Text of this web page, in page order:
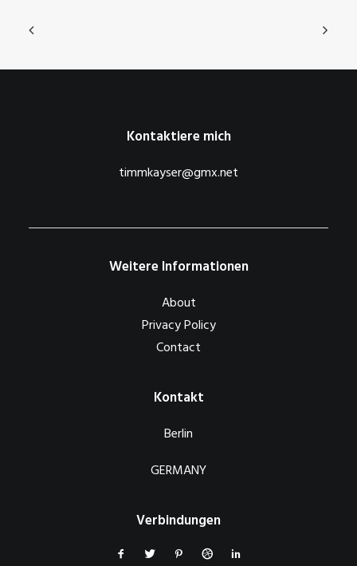
Kontaktiere mich
timmkayser@gmx.net
Weitere Informationen
About
Privacy Policy
Contact
Kontakt
Berlin
GERMANY
Verbindungen